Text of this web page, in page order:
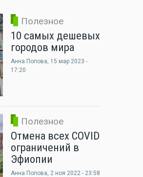
Полезное
10 самых дешевых
городов мира
Анна Попова, 15 мар 2023 -
17:20
Полезное
Отмена всех COVID
ограничений в
Эфиопии
Анна Попова, 2 ноя 2022 - 23:58